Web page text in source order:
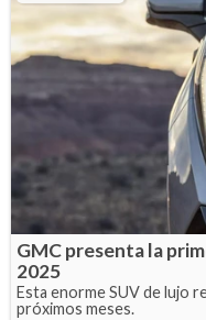
GMC presenta la
2025
Esta enorme SUV de lujo
próximos meses.